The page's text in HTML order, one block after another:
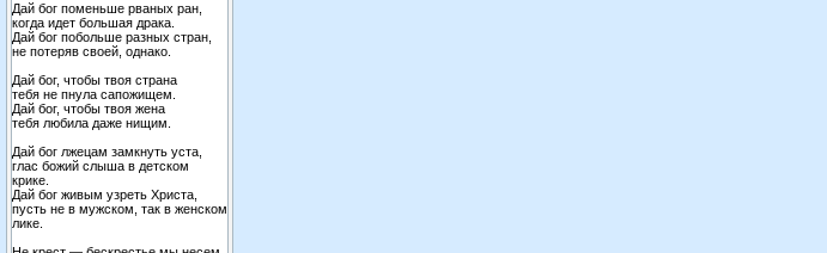
Дай бог поменьше рваных ран,
когда идет большая драка.
Дай бог побольше разных стран,
не потеряв своей, однако.
Дай бог, чтобы твоя страна
тебя не пнула сапожищем.
Дай бог, чтобы твоя жена
тебя любила даже нищим.
Дай бог лжецам замкнуть уста,
глас божий слыша в детском
крике.
Дай бог живым узреть Христа,
пусть не в мужском, так в женском
лике.